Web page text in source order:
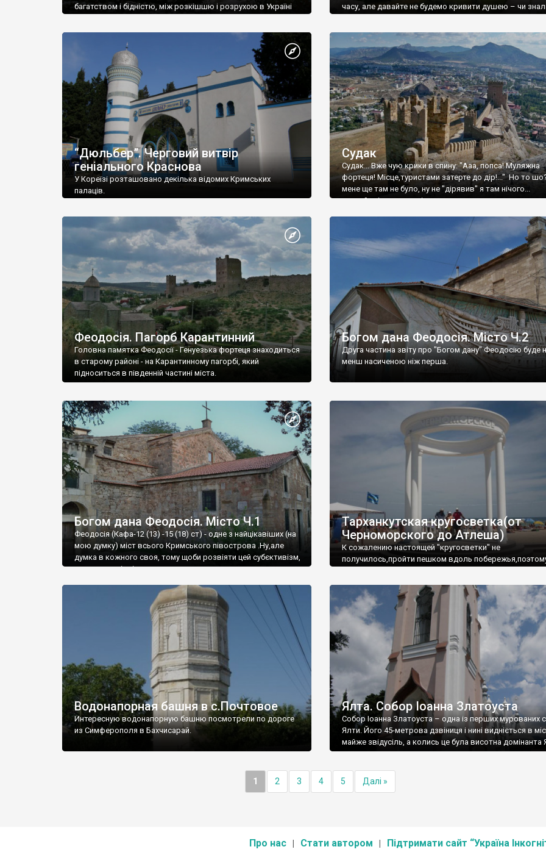
багатством і бідністю, між розкішшю і розрухою в Україні
часу, але давайте не будемо кривити душею – чи
“Дюльбер”. Черговий витвір
геніального Краснова
У Кореїзі розташовано декілька відомих Кримських
палаців.
Судак
Судак... Вже чую крики в спину: "Ааа, попса! Муляжна
фортеця! Місце,туристами затерте до дір!..." Но то
мене ще там не було, ну не "дірявив" я там нічого...
принаймні до цього літа.
Феодосія. Пагорб Карантинний
Головна памятка Феодосії - Генуезька фортеця знаходиться
в старому районі - на Карантинному пагорбі, який
підноситься в південній частині міста.
Богом дана Феодосія. Місто Ч.2
Друга частина звіту про "Богом дану" Феодосію буде
менш насиченою ніж перша.
Богом дана Феодосія. Місто Ч.1
Феодосія (Кафа-12 (13) -15 (18) ст) - одне з найцікавіших (на
мою думку) міст всього Кримського півострова .Ну,але
думка в кожного своя, тому щоби розвіяти цей субєктивізм,
запрошую відвідати це
Тарханкутская кругосветка(от
Черноморского до Атлеша)
К сожалению настоящей "кругосветки" не
получилось,пройти пешком вдоль
Водонапорная башня в с.Почтовое
Интересную водонапорную башню посмотрели по дороге
из Симферополя в Бахчисарай.
Ялта. Собор Іоанна Златоуста
Собор Іоанна Златоуста – одна із перших мурованих
Ялти. Його 45-метрова дзвіниця і нині видніється в
майже звідусіль, а колись це була висотна домінанта
1 2 3 4 5 Далі »
Про нас Стати автором Підтримати сайт “Україна